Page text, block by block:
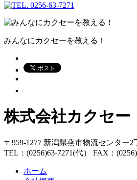
みんなにカクセーを教える！
株式会社カクセー
〒959-1277 新潟県燕市物流センター2
TEL：(0256)63-7271(代） FAX：
ホーム